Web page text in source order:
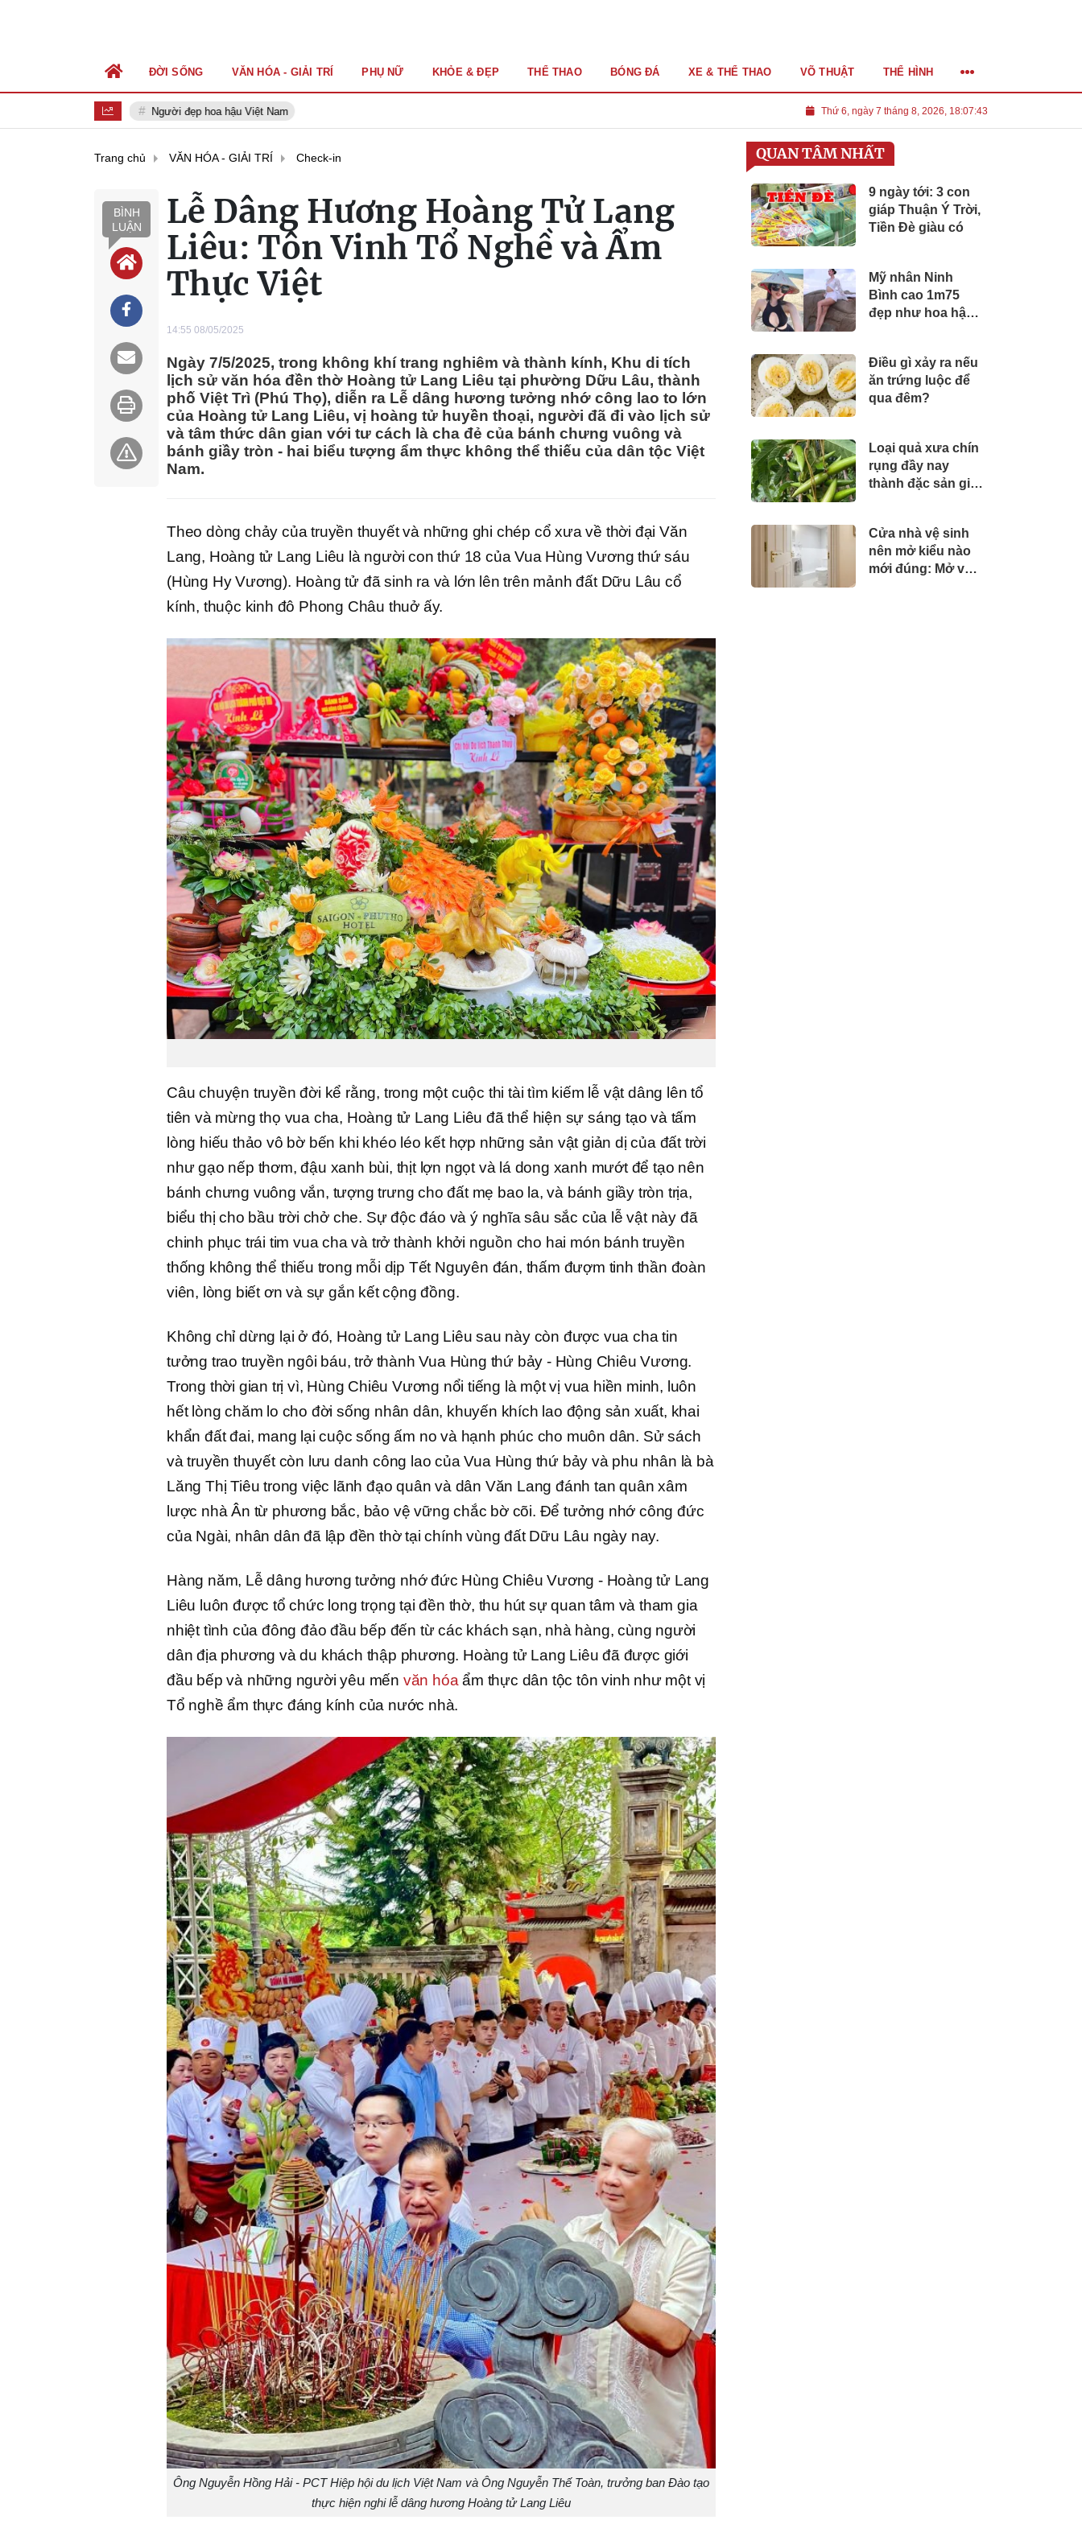
Người đẹp hoa hậu Việt Nam Thứ 6, ngày 7 tháng 8, 2026, 18:07:45
ĐỜI SỐNG VĂN HÓA - GIẢI TRÍ PHỤ NỮ KHỎE & ĐẸP THỂ THAO BÓNG ĐÁ XE & THỂ THAO VÕ THUẬT THỂ HÌNH
Trang chủ VĂN HÓA - GIẢI TRÍ Check-in
BÌNH
LUẬN
Lễ Dâng Hương Hoàng Tử Lang
Liêu: Tôn Vinh Tổ Nghề và Ẩm
Thực Việt
14:55 08/05/2025
Ngày 7/5/2025, trong không khí trang nghiêm và thành kính, Khu di tích
lịch sử văn hóa đền thờ Hoàng tử Lang Liêu tại phường Dữu Lâu, thành
phố Việt Trì (Phú Thọ), diễn ra Lễ dâng hương tưởng nhớ công lao to lớn
của Hoàng tử Lang Liêu, vị hoàng tử huyền thoại, người đã đi vào lịch sử
và tâm thức dân gian với tư cách là cha đẻ của bánh chưng vuông và
bánh giầy tròn - hai biểu tượng ẩm thực không thể thiếu của dân tộc Việt
Nam.
Theo dòng chảy của truyền thuyết và những ghi chép cổ xưa về thời đại Văn
Lang, Hoàng tử Lang Liêu là người con thứ 18 của Vua Hùng Vương thứ sáu
(Hùng Hy Vương). Hoàng tử đã sinh ra và lớn lên trên mảnh đất Dữu Lâu cổ
kính, thuộc kinh đô Phong Châu thuở ấy.
Câu chuyện truyền đời kể rằng, trong một cuộc thi tài tìm kiếm lễ vật dâng lên tổ
tiên và mừng thọ vua cha, Hoàng tử Lang Liêu đã thể hiện sự sáng tạo và tấm
lòng hiếu thảo vô bờ bến khi khéo léo kết hợp những sản vật giản dị của đất trời
như gạo nếp thơm, đậu xanh bùi, thịt lợn ngọt và lá dong xanh mướt để tạo nên
bánh chưng vuông vắn, tượng trưng cho đất mẹ bao la, và bánh giầy tròn trịa,
biểu thị cho bầu trời chở che. Sự độc đáo và ý nghĩa sâu sắc của lễ vật này đã
chinh phục trái tim vua cha và trở thành khởi nguồn cho hai món bánh truyền
thống không thể thiếu trong mỗi dịp Tết Nguyên đán, thấm đượm tinh thần đoàn
viên, lòng biết ơn và sự gắn kết cộng đồng.
Không chỉ dừng lại ở đó, Hoàng tử Lang Liêu sau này còn được vua cha tin
tưởng trao truyền ngôi báu, trở thành Vua Hùng thứ bảy - Hùng Chiêu Vương.
Trong thời gian trị vì, Hùng Chiêu Vương nổi tiếng là một vị vua hiền minh, luôn
hết lòng chăm lo cho đời sống nhân dân, khuyến khích lao động sản xuất, khai
khẩn đất đai, mang lại cuộc sống ấm no và hạnh phúc cho muôn dân. Sử sách
và truyền thuyết còn lưu danh công lao của Vua Hùng thứ bảy và phu nhân là bà
Lăng Thị Tiêu trong việc lãnh đạo quân và dân Văn Lang đánh tan quân xâm
lược nhà Ân từ phương bắc, bảo vệ vững chắc bờ cõi. Để tưởng nhớ công đức
của Ngài, nhân dân đã lập đền thờ tại chính vùng đất Dữu Lâu ngày nay.
Hàng năm, Lễ dâng hương tưởng nhớ đức Hùng Chiêu Vương - Hoàng tử Lang
Liêu luôn được tổ chức long trọng tại đền thờ, thu hút sự quan tâm và tham gia
nhiệt tình của đông đảo đầu bếp đến từ các khách sạn, nhà hàng, cùng người
dân địa phương và du khách thập phương. Hoàng tử Lang Liêu đã được giới
đầu bếp và những người yêu mến văn hóa ẩm thực dân tộc tôn vinh như một vị
Tổ nghề ẩm thực đáng kính của nước nhà.
Ông Nguyễn Hồng Hải - PCT Hiệp hội du lịch Việt Nam và Ông Nguyễn Thế Toàn, trưởng ban Đào tạo
thực hiện nghi lễ dâng hương Hoàng tử Lang Liêu
QUAN TÂM NHẤT
9 ngày tới: 3 con
giáp Thuận Ý Trời,
Tiền Đè giàu có
Mỹ nhân Ninh
Bình cao 1m75
đẹp như hoa hậu,
khoe cơ bụng số
11 cực phẩm
Điều gì xảy ra nếu
ăn trứng luộc để
qua đêm?
Loại quả xưa chín
rụng đầy nay
thành đặc sản giá
nhiều năm, chị em
thành phố săn
lùng
Cửa nhà vệ sinh
nên mở kiểu nào
mới đúng: Mở vào